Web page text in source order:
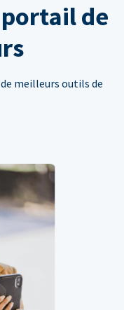
de
meilleurs outils de